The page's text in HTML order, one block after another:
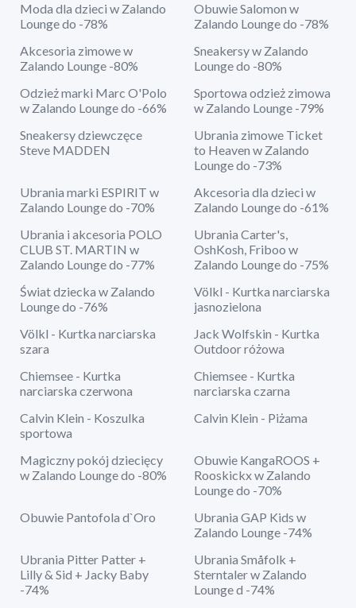
Moda dla dzieci w Zalando
Lounge do -78%
Obuwie Salomon w
Zalando Lounge do -78%
Akcesoria zimowe w
Zalando Lounge -80%
Sneakersy w Zalando
Lounge do -80%
Odzież marki Marc O'Polo
w Zalando Lounge do -66%
Sportowa odzież zimowa
w Zalando Lounge -79%
Sneakersy dziewczęce
Steve MADDEN
Ubrania zimowe Ticket
to Heaven w Zalando
Lounge do -73%
Ubrania marki ESPIRIT w
Zalando Lounge do -70%
Akcesoria dla dzieci w
Zalando Lounge do -61%
Ubrania i akcesoria POLO
CLUB ST. MARTIN w
Zalando Lounge do -77%
Ubrania Carter's,
OshKosh, Friboo w
Zalando Lounge do -75%
Świat dziecka w Zalando
Lounge do -76%
Völkl - Kurtka narciarska
jasnozielona
Völkl - Kurtka narciarska
szara
Jack Wolfskin - Kurtka
Outdoor różowa
Chiemsee - Kurtka
narciarska czerwona
Chiemsee - Kurtka
narciarska czarna
Calvin Klein - Koszulka
sportowa
Calvin Klein - Piżama
Magiczny pokój dziecięcy
w Zalando Lounge do -80%
Obuwie KangaROOS +
Rooskickx w Zalando
Lounge do -70%
Obuwie Pantofola d`Oro
Ubrania GAP Kids w
Zalando Lounge -74%
Ubrania Pitter Patter +
Lilly & Sid + Jacky Baby
-74%
Ubrania Småfolk +
Sterntaler w Zalando
Lounge d -74%